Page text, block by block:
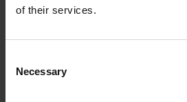
of their services.
Selection
Necessary
-40%